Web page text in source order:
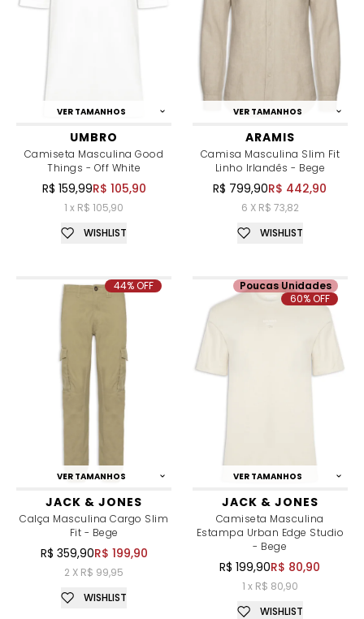
VER TAMANHOS
UMBRO
Camiseta Masculina Good
Things - Off White
R$ 159,99R$ 105,90
1 x R$ 105,90
WISHLIST
VER TAMANHOS
ARAMIS
Camisa Masculina Slim Fit
Linho Irlandês - Bege
R$ 799,90R$ 442,90
6 X R$ 73,82
WISHLIST
VER TAMANHOS
JACK & JONES
Calça Masculina Cargo Slim
Fit - Bege
R$ 359,90R$ 199,90
2 X R$ 99,95
44% OFF
WISHLIST
VER TAMANHOS
JACK & JONES
Camiseta Masculina
Estampa Urban Edge Studio
- Bege
R$ 199,90R$ 80,90
1 x R$ 80,90
Poucas Unidades
60% OFF
WISHLIST